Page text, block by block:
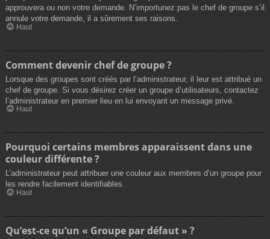
approuvera ou non votre demande. N’importunez pas le chef de groupe s’il
annule votre demande, il a sûrement ses raisons.
Haut
Comment devenir chef de groupe ?
Lorsque des groupes sont créés par l’administrateur, il leur est attribué un
chef de groupe. Si vous désirez créer un groupe d’utilisateurs, contactez
l’administrateur en premier lieu en lui envoyant un message privé.
Haut
Pourquoi certains membres apparaissent dans une
couleur différente ?
L’administrateur peut attribuer une couleur aux membres d’un groupe pour
les rendre facilement identifiables.
Haut
Qu’est-ce qu’un « Groupe par défaut » ?